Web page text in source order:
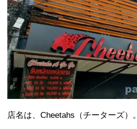
店名は、Cheetahs（チーターズ）。